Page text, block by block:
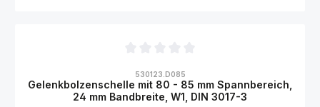
530123.D085
Gelenkbolzenschelle mit 80 - 85 mm Spannbereich,
24 mm Bandbreite, W1, DIN 3017-3